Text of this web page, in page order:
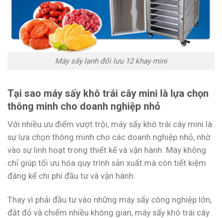
Máy sấy lạnh đối lưu 12 khay mini
Tại sao máy sấy khô trái cây mini là lựa chọn
thông minh cho doanh nghiệp nhỏ
Với nhiều ưu điểm vượt trội, máy sấy khô trái cây mini là
sự lựa chọn thông minh cho các doanh nghiệp nhỏ, nhờ
vào sự linh hoạt trong thiết kế và vận hành. Máy không
chỉ giúp tối ưu hóa quy trình sản xuất mà còn tiết kiệm
đáng kể chi phí đầu tư và vận hành.
Thay vì phải đầu tư vào những máy sấy công nghiệp lớn,
đắt đỏ và chiếm nhiều không gian, máy sấy khô trái cây